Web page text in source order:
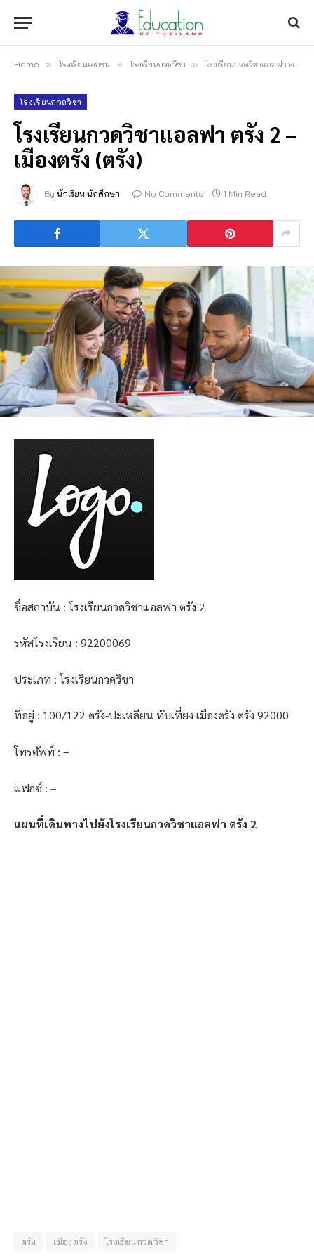
Home » โรงเรียนเอกชน » โรงเรียนกวดวิชา » โรงเรียนกวดวิชาแอลฟา ตรัง 2 – เมืองตรัง (ตรัง)
โรงเรียนกวดวิชา
โรงเรียนกวดวิชาแอลฟา ตรัง 2 –
เมืองตรัง (ตรัง)
By นักเรียน นักศึกษา No Comments 1 Min Read
ชื่อสถาบัน : โรงเรียนกวดวิชาแอลฟา ตรัง 2
รหัสโรงเรียน : 92200069
ประเภท : โรงเรียนกวดวิชา
ที่อยู่ : 100/122 ตรัง-ปะเหลียน ทับเที่ยง เมืองตรัง ตรัง 92000
โทรศัพท์ : –
แฟกซ์ : –
แผนที่เดินทางไปยังโรงเรียนกวดวิชาแอลฟา ตรัง 2
ตรัง เมืองตรัง โรงเรียนกวดวิชา